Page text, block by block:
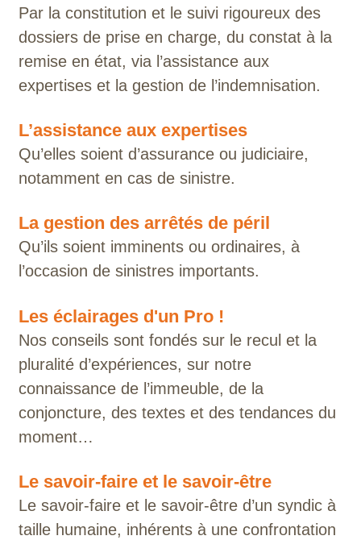
Par la constitution et le suivi rigoureux des
dossiers de prise en charge, du constat à la
remise en état, via l’assistance aux
expertises et la gestion de l’indemnisation.
L’assistance aux expertises
Qu’elles soient d’assurance ou judiciaire,
notamment en cas de sinistre.
La gestion des arrêtés de péril
Qu’ils soient imminents ou ordinaires, à
l’occasion de sinistres importants.
Les éclairages d'un Pro !
Nos conseils sont fondés sur le recul et la
pluralité d’expériences, sur notre
connaissance de l’immeuble, de la
conjoncture, des textes et des tendances du
moment…
Le savoir-faire et le savoir-être
Le savoir-faire et le savoir-être d’un syndic à
taille humaine, inhérents à une confrontation